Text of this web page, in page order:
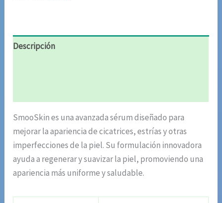
Descripción
SmooSkin es una avanzada sérum diseñado para
mejorar la apariencia de cicatrices, estrías y otras
imperfecciones de la piel. Su formulación innovadora
ayuda a regenerar y suavizar la piel, promoviendo una
apariencia más uniforme y saludable.